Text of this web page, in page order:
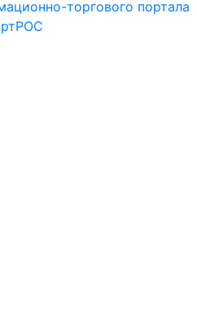
торгового портала